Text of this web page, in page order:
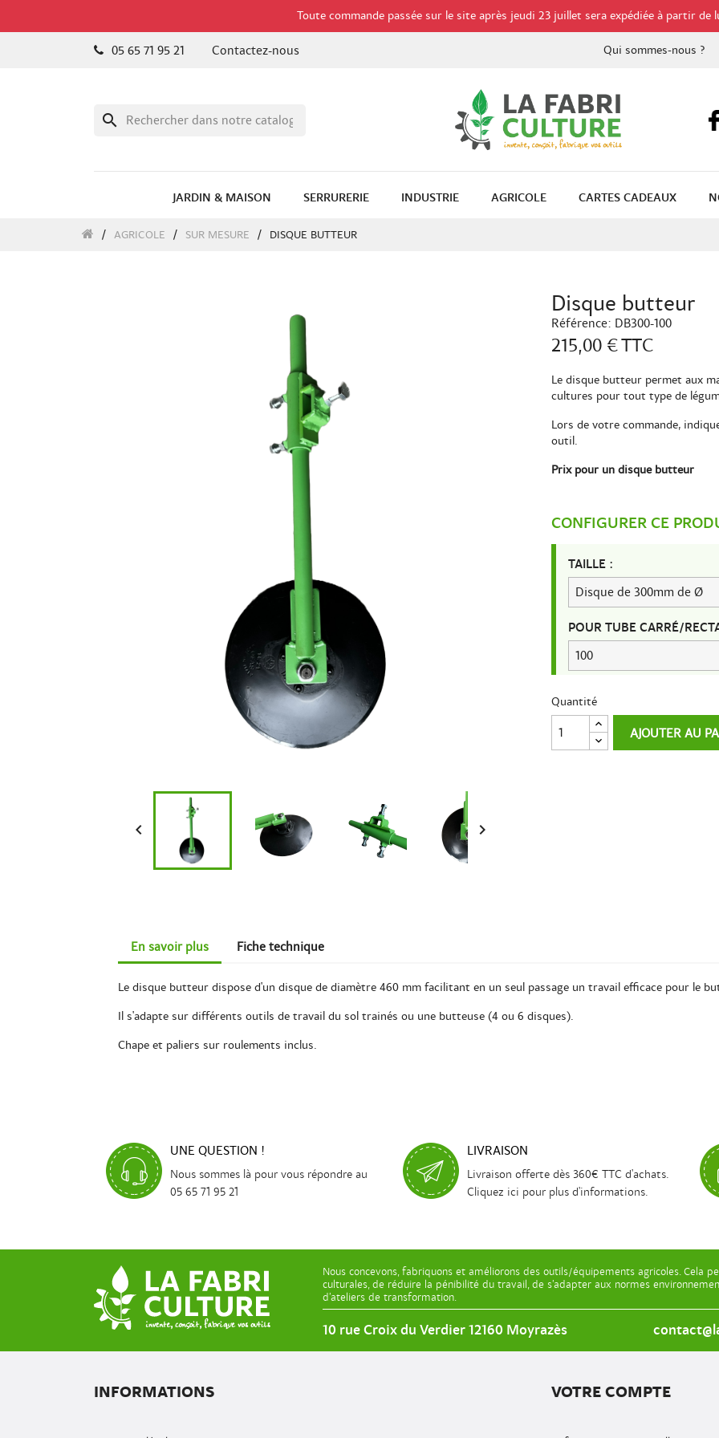
Toute commande passée sur le site après jeudi 23 juillet sera expédiée à partir de
05 65 71 95 21 Contactez-nous Qui sommes-nous ?
search
JARDIN & MAISON SERRURERIE INDUSTRIE AGRICOLE CARTES CADEAUX
AGRICOLE SUR MESURE DISQUE BUTTEUR
 
Disque butteur
Référence: DB300-100
215,00 €TTC
Le disque butteur permet aux
cultures pour tout type de
Lors de votre commande,
outil.
Prix pour un disque butteur
CONFIGURER CE
TAILLE :
POUR TUBE CARRÉ/
Quantité
AJOUTER AU
En savoir plus Fiche technique
Le disque butteur dispose d'un disque de diamètre 460 mm facilitant en un seul passage un travail efficace pour le
Il s'adapte sur différents outils de travail du sol trainés ou une butteuse (4 ou 6 disques).
Chape et paliers sur roulements inclus.
UNE QUESTION !
Nous sommes là pour vous répondre au
05 65 71 95 21
LIVRAISON
Livraison offerte dès 360€ TTC d'achats.
Cliquez ici pour plus d'informations.
Nous concevons, fabriquons et améliorons des outils/équipements agricoles. Cela
culturales, de réduire la pénibilité du travail, de s’adapter aux normes
d’ateliers de transformation.
10 rue Croix du Verdier 12160 Moyrazès
INFORMATIONS VOTRE COMPTE